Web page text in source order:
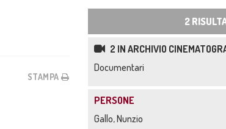
STAMPA
2
2 IN ARCHIVIO
Documentari
PERSONE
Gallo, Nunzio